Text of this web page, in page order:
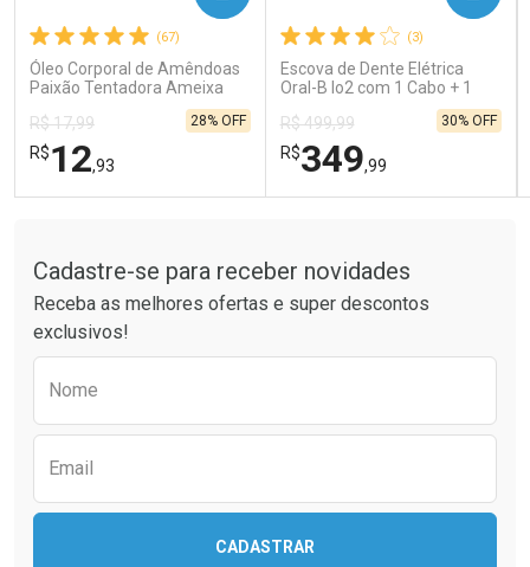
Comprar sem Desconto
Por R$ 15,99/cada
Comprar sem Desconto
Por R$ 15,99/cada
Comprar sem Desconto
Por R$ 189,99/cada
Comprar sem Desconto
Por R$ 189,99/cada
(67)
Óleo Corporal de Amêndoas
Paixão Tentadora Ameixa
R$ 17,99
R$12,93
28% OFF
Laboratório
Comprar sem Desconto
Por Menos
Comprar sem Desconto
(3)
Escova de Dente Elétrica
Oral-B Io2 com 1 Cabo + 1
R$ 499,99
R$349,99
30% OFF
Laboratório
Comprar sem Desconto
Por Menos
Comprar sem Desconto
Cadastre-se para receber novidades
Receba as melhores ofertas e super descontos
exclusivos!
Nome
Email
CADASTRAR